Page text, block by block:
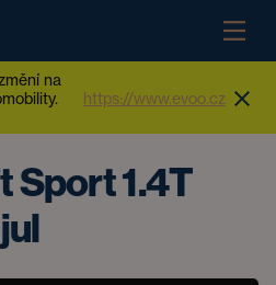
na
https://www.evoo.cz
Sport 1.4T